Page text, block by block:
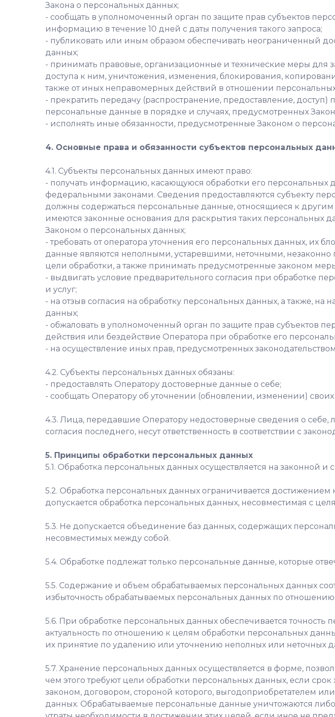
Закона о персональных данных;
- сообщать в уполномоченный орган по защите прав субъектов
информацию в течение 10 дней с даты получения такого запроса;
- публиковать или иным образом обеспечивать неограниченный
данных;
- принимать правовые, организационные и технические меры для
доступа к ним, уничтожения, изменения, блокирования,
также от иных неправомерных действий в отношении
- прекратить передачу (распространение, предоставление,
персональные данные в порядке и случаях, предусмотренных
- исполнять иные обязанности, предусмотренные Законом о
4. Основные права и обязанности субъектов персональных
4.1. Субъекты персональных данных имеют право:
- получать информацию, касающуюся обработки его персональных
федеральными законами. Сведения предоставляются субъекту
должны содержаться персональные данные, относящиеся к
имеются законные основания для раскрытия таких
Законом о персональных данных;
- требовать от оператора уточнения его персональных данных, их
данные являются неполными, устаревшими, неточными,
цели обработки, а также принимать предусмотренные законом
- выдвигать условие предварительного согласия при обработке
и услуг;
- на отзыв согласия на обработку персональных данных, а также,
данных;
- обжаловать в уполномоченный орган по защите прав субъектов
действия или бездействие Оператора при обработке его
- на осуществление иных прав, предусмотренных
4.2. Субъекты персональных данных обязаны:
- предоставлять Оператору достоверные данные о себе;
- сообщать Оператору об уточнении (обновлении, изменении)
4.3. Лица, передавшие Оператору недостоверные сведения о себе,
согласия последнего, несут ответственность в соответствии с
5. Принципы обработки персональных данных
5.1. Обработка персональных данных осуществляется на законной и
5.2. Обработка персональных данных ограничивается
допускается обработка персональных данных, несовместимая с
5.3. Не допускается объединение баз данных, содержащих
несовместимых между собой.
5.4. Обработке подлежат только персональные данные, которые
5.5. Содержание и объем обрабатываемых персональных данных
избыточность обрабатываемых персональных данных по
5.6. При обработке персональных данных обеспечивается точность
актуальность по отношению к целям обработки персональных
их принятие по удалению или уточнению неполных или неточных
5.7. Хранение персональных данных осуществляется в форме,
чем этого требуют цели обработки персональных данных, если
законом, договором, стороной которого, выгодоприобретателем
данных. Обрабатываемые персональные данные уничтожаются